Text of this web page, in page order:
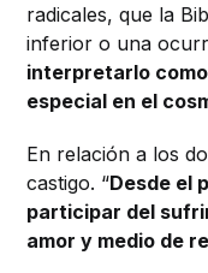
radicales, que la
inferior o una
interpretarlo
especial en el
En relación a los
castigo. “Desde el
participar del
amor y medio de